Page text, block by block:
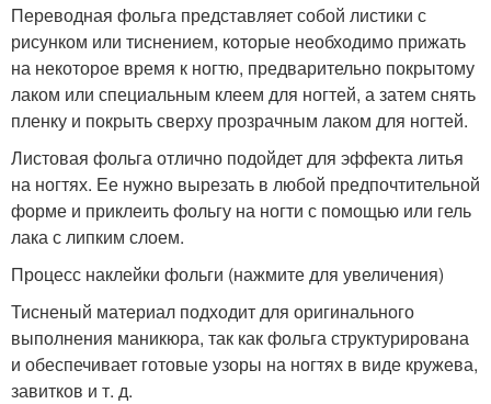
Переводная фольга представляет собой листики с
рисунком или тиснением, которые необходимо прижать
на некоторое время к ногтю, предварительно покрытому
лаком или специальным клеем для ногтей, а затем снять
пленку и покрыть сверху прозрачным лаком для ногтей.
Листовая фольга отлично подойдет для эффекта литья
на ногтях. Ее нужно вырезать в любой предпочтительной
форме и приклеить фольгу на ногти с помощью или гель
лака с липким слоем.
Процесс наклейки фольги (нажмите для увеличения)
Тисненый материал подходит для оригинального
выполнения маникюра, так как фольга структурирована
и обеспечивает готовые узоры на ногтях в виде кружева,
завитков и т. д.